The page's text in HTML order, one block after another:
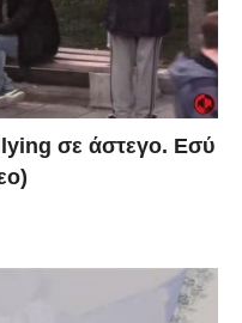
σε άστεγο. Εσύ